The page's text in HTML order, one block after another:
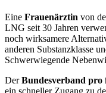
Eine Frauenärztin von
LNG seit 30 Jahren
noch wirksamere
anderen Substanzklasse
Schwerwiegende
DerBundesverband pro
ein schneller Zugang zu